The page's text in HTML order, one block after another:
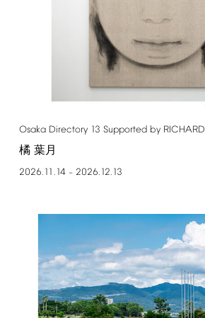
Osaka Directory 13 Supported by RICHARD
橘 葉月
2026.11.14– 2026.12.13